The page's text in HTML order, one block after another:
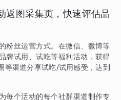
返图采集页，快速评估品
粉丝运营方式。在微信、微博等
牌试用、试吃等福利活动，获得
等渠道分享试吃/试用感受，达到
每个活动的每个社群渠道制作专